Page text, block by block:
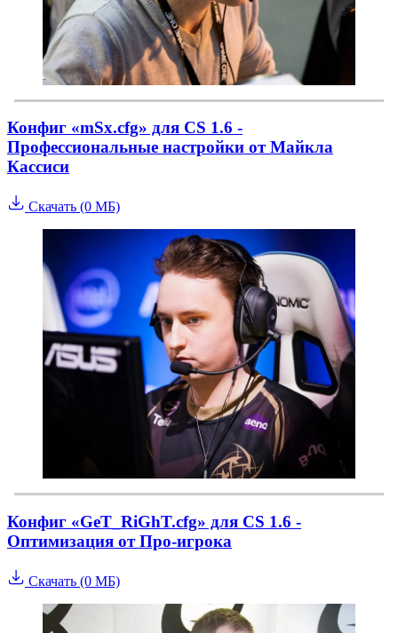
Конфиг «mSx.cfg» для CS 1.6 -
Профессиональные настройки от Майкла
Кассиси
Скачать (0 МБ)
Конфиг «GeT_RiGhT.cfg» для CS 1.6 -
Оптимизация от Про-игрока
Скачать (0 МБ)